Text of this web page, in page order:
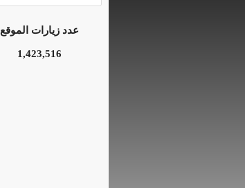
عدد زيارات الموقع
1,423,516